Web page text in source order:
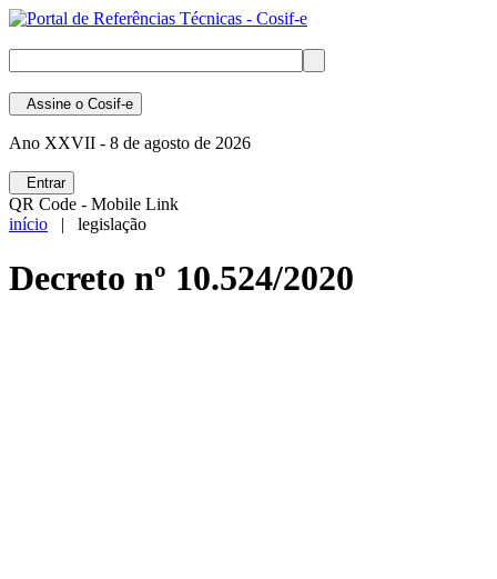
Assine o Cosif-e
Ano XXVII - 8 de agosto de 2026
Entrar
QR Code - Mobile Link
início | legislação
Decreto nº 10.524/2020